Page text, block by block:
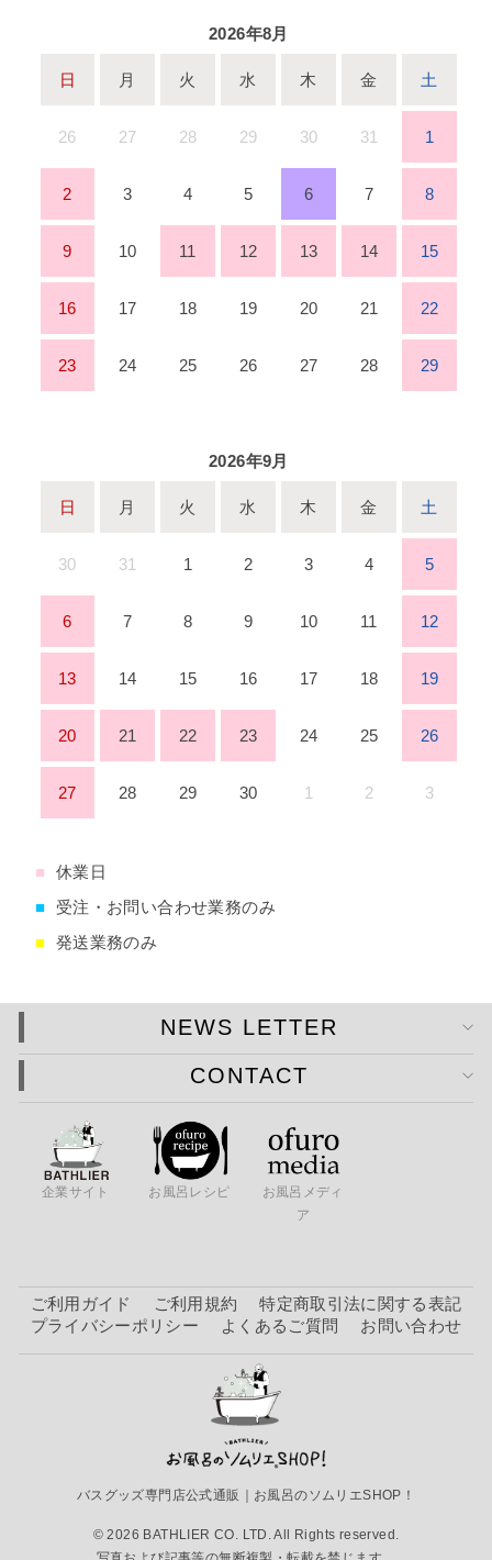
2026年8月
日 月 火 水 木 金 土
26 27 28 29 30 31 1
2 3 4 5 6 7 8
9 10 11 12 13 14 15
16 17 18 19 20 21 22
23 24 25 26 27 28 29
2026年9月
日 月 火 水 木 金 土
30 31 1 2 3 4 5
6 7 8 9 10 11 12
13 14 15 16 17 18 19
20 21 22 23 24 25 26
27 28 29 30 1 2 3
■
休業日
■
受注・お問い合わせ業務のみ
■ 発送業務のみ
NEWS LETTER
CONTACT
企業サイト お風呂レシピ
お風呂メディ
ア
ご利用ガイド ご利用規約
特定商取引法に関する表記
プライバシーポリシー
よくあるご質問 お問い合わせ
バスグッズ専門店公式通販｜お風呂のソムリエSHOP！
© 2026 BATHLIER CO. LTD. All Rights reserved.